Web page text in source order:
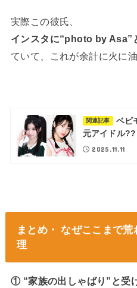
実際この彼氏、
インスタに“photo by Asa”
ていて、これが余計に火に油
関連記事
ベビ
元アイドル
2025.11.11
まとめ・ なぜここまで
理
① “家族の出しゃばり”と受